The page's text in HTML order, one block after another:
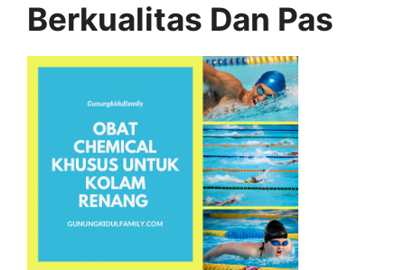
Berkualitas Dan Pas